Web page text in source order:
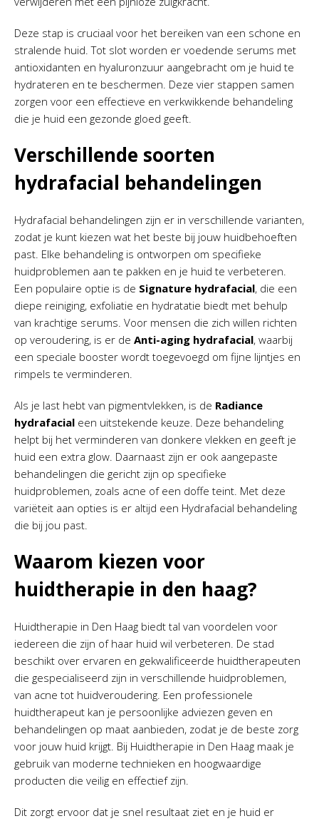
Deze stap is cruciaal voor het bereiken van een schone en
stralende huid. Tot slot worden er voedende serums met
antioxidanten en hyaluronzuur aangebracht om je huid te
hydrateren en te beschermen. Deze vier stappen samen
zorgen voor een effectieve en verkwikkende behandeling
die je huid een gezonde gloed geeft.
Verschillende soorten
hydrafacial behandelingen
Hydrafacial behandelingen zijn er in verschillende varianten,
zodat je kunt kiezen wat het beste bij jouw huidbehoeften
past. Elke behandeling is ontworpen om specifieke
huidproblemen aan te pakken en je huid te verbeteren.
Een populaire optie is de Signature hydrafacial, die een
diepe reiniging, exfoliatie en hydratatie biedt met behulp
van krachtige serums. Voor mensen die zich willen richten
op veroudering, is er de Anti-aging hydrafacial, waarbij
een speciale booster wordt toegevoegd om fijne lijntjes en
rimpels te verminderen.
Als je last hebt van pigmentvlekken, is de Radiance
hydrafacial een uitstekende keuze. Deze behandeling
helpt bij het verminderen van donkere vlekken en geeft je
huid een extra glow. Daarnaast zijn er ook aangepaste
behandelingen die gericht zijn op specifieke
huidproblemen, zoals acne of een doffe teint. Met deze
variëteit aan opties is er altijd een Hydrafacial behandeling
die bij jou past.
Waarom kiezen voor
huidtherapie in den haag?
Huidtherapie in Den Haag biedt tal van voordelen voor
iedereen die zijn of haar huid wil verbeteren. De stad
beschikt over ervaren en gekwalificeerde huidtherapeuten
die gespecialiseerd zijn in verschillende huidproblemen,
van acne tot huidveroudering. Een professionele
huidtherapeut kan je persoonlijke adviezen geven en
behandelingen op maat aanbieden, zodat je de beste zorg
voor jouw huid krijgt. Bij Huidtherapie in Den Haag maak je
gebruik van moderne technieken en hoogwaardige
producten die veilig en effectief zijn.
Dit zorgt ervoor dat je snel resultaat ziet en je huid er